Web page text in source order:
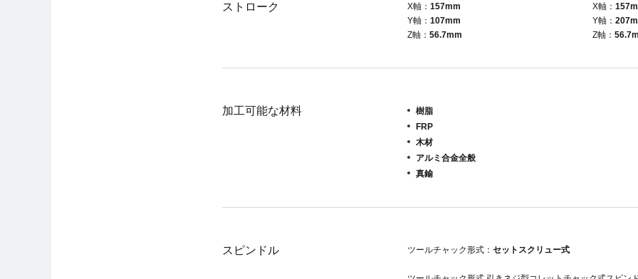
ストローク X軸： 157mm
Y軸： 107mm
Z軸： 56.7mm
X軸：
Y軸：
Z軸：
加工可能な材料
樹脂
FRP
木材
アルミ合金全般
真鍮
スピンドル ツールチャック形式： セットスクリュー式